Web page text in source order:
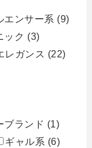
エンサー系 (9)
ック (3)
レガンス (22)
ブランド (1)
ギャル系 (6)